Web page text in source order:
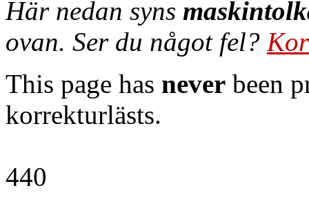
Här nedan syns
ovan. Ser du något fel?
This page has never been
korrekturlästs.
440